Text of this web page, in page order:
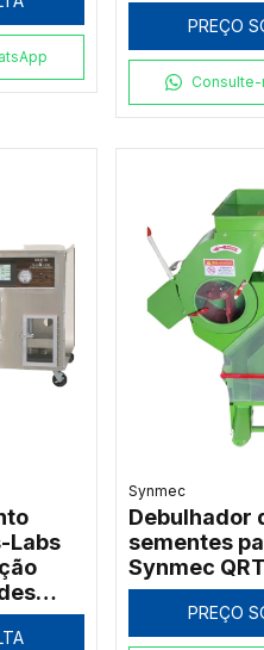
PREÇO
Labs
Synmec
Debulhador
sementes
Synmec
PREÇO